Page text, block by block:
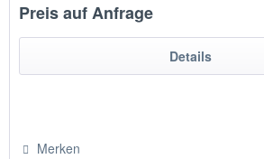
Preis auf Anfrage
Details
Merken